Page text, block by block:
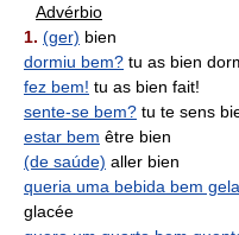
Advérbio
1. (ger) bien
dormiu bem? tu as bien
fez bem! tu as bien fait!
sente-se bem? tu te sens
estar bem être bien
(de saúde) aller bien
queria uma bebida bem
glacée